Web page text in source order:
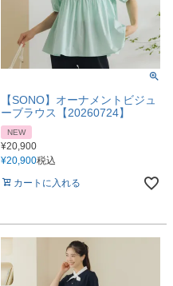
【SONO】オーナメントビジュ
ーブラウス【20260724】
NEW
¥20,900
¥20,900税込
カートに入れる